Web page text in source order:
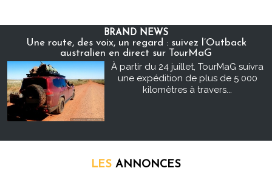
BRAND NEWS
Une route, des voix, un regard : suivez l’Outback
australien en direct sur TourMaG
À partir du 24 juillet, TourMaG suivra
une expédition de plus de 5 000
kilomètres à travers...
LES ANNONCES